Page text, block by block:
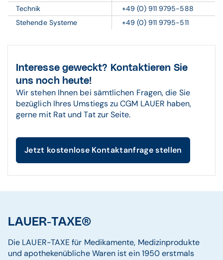
Technik
+49 (0) 911 9795-588
Stehende Systeme
+49 (0) 911 9795-511
Interesse geweckt? Kontaktieren Sie
uns noch heute!
Wir stehen Ihnen bei sämtlichen Fragen, die Sie
bezüglich Ihres Umstiegs zu CGM LAUER haben,
gerne mit Rat und Tat zur Seite.
Jetzt kostenlose Kontaktanfrage stellen
LAUER-TAXE®
Die LAUER-TAXE für Medikamente, Medizinprodukte
und apothekenübliche Waren ist ein 1950 erstmals